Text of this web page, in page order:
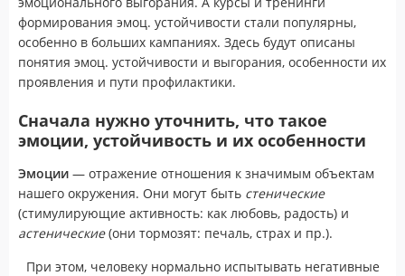
формирования эмоц. устойчивости стали популярны,
особенно в больших кампаниях. Здесь будут описаны
понятия эмоц. устойчивости и выгорания, особенности их
проявления и пути профилактики.
Сначала нужно уточнить, что такое
эмоции, устойчивость и их особенности
Эмоции — отражение отношения к значимым объектам
нашего окружения. Они могут быть стенические
(стимулирующие активность: как любовь, радость) и
астенические(они тормозят: печаль, страх и пр.).
При этом, человеку нормально испытывать негативные